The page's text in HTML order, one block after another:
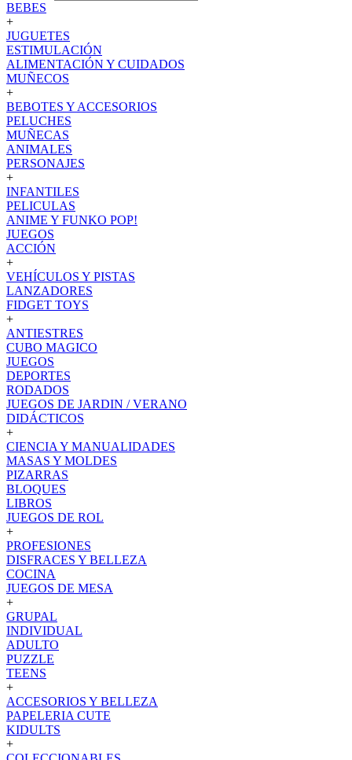
BEBES
+
JUGUETES
ESTIMULACIÓN
ALIMENTACIÓN Y CUIDADOS
MUÑECOS
+
BEBOTES Y ACCESORIOS
PELUCHES
MUÑECAS
ANIMALES
PERSONAJES
+
INFANTILES
PELICULAS
ANIME Y FUNKO POP!
JUEGOS
ACCIÓN
+
VEHÍCULOS Y PISTAS
LANZADORES
FIDGET TOYS
+
ANTIESTRES
CUBO MAGICO
JUEGOS
DEPORTES
RODADOS
JUEGOS DE JARDIN / VERANO
DIDÁCTICOS
+
CIENCIA Y MANUALIDADES
MASAS Y MOLDES
PIZARRAS
BLOQUES
LIBROS
JUEGOS DE ROL
+
PROFESIONES
DISFRACES Y BELLEZA
COCINA
JUEGOS DE MESA
+
GRUPAL
INDIVIDUAL
ADULTO
PUZZLE
TEENS
+
ACCESORIOS Y BELLEZA
PAPELERIA CUTE
KIDULTS
+